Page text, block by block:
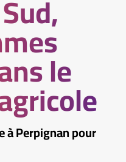
le
Perpignan pour